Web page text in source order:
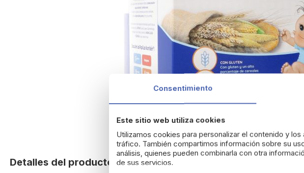
the
Detalles del producto
Consentimiento
Este sitio web utiliza cookies
Utilizamos cookies para personalizar el contenido y
tráfico. También compartimos información sobre su
análisis, quienes pueden combinarla con otra
de sus servicios.